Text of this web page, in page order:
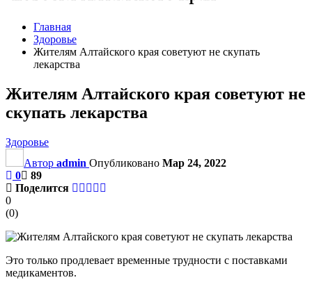
Главная
Здоровье
Жителям Алтайского края советуют не скупать
лекарства
Жителям Алтайского края советуют не
скупать лекарства
Здоровье
Автор admin Опубликовано Мар 24, 2022
0
89
Поделится
0
(0)
Это только продлевает временные трудности с поставками
медикаментов.